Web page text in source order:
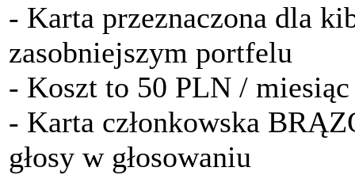
- Karta przeznaczona dla
zasobniejszym portfelu
- Koszt to 50 PLN / miesiąc
- Karta członkowska
głosy w głosowaniu